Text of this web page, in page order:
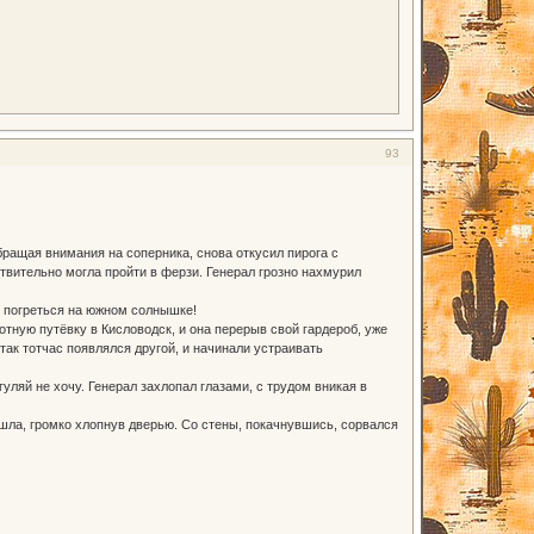
93
внимания на соперника, снова откусил пирога с
могла пройти в ферзи. Генерал грозно нахмурил
погреться на южном солнышке!
путёвку в Кисловодск, и она перерыв свой гардероб, уже
тотчас появлялся другой, и начинали устраивать
не хочу. Генерал захлопал глазами, с трудом вникая в
громко хлопнув дверью. Со стены, покачнувшись, сорвался